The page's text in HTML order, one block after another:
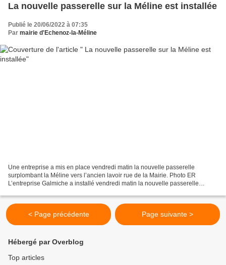
La nouvelle passerelle sur la Méline est installée
Publié le 20/06/2022 à 07:35
Par mairie d'Echenoz-la-Méline
Une entreprise a mis en place vendredi matin la nouvelle passerelle
surplombant la Méline vers l’ancien lavoir rue de la Mairie. Photo ER
L’entreprise Galmiche a installé vendredi matin la nouvelle passerelle
< Page précédente Page suivante >
Hébergé par Overblog
Top articles